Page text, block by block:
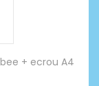
+ ecrou A4